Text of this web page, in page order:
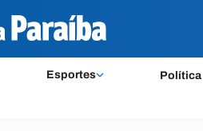
Esportes Política